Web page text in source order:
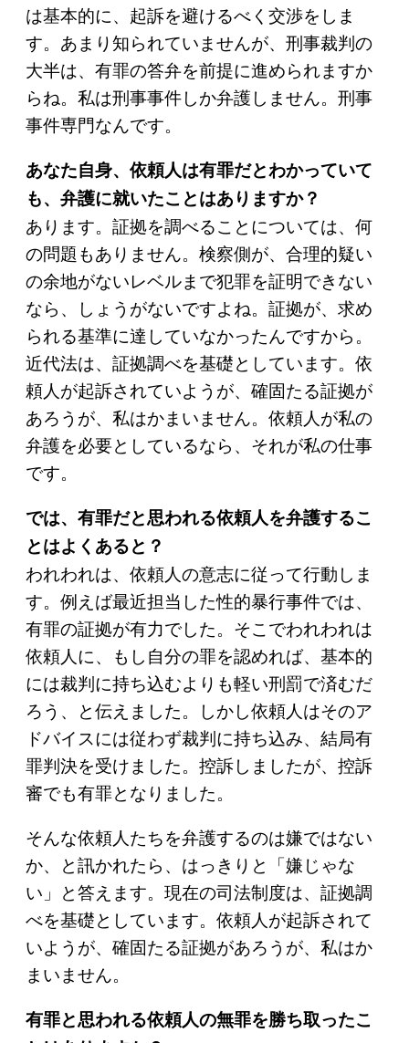
は基本的に、起訴を避けるべく交渉をしま
す。あまり知られていませんが、刑事裁判の
大半は、有罪の答弁を前提に進められますか
らね。私は刑事事件しか弁護しません。刑事
事件専門なんです。
あなた自身、依頼人は有罪だとわかっていて
も、弁護に就いたことはありますか？
あります。証拠を調べることについては、何
の問題もありません。検察側が、合理的疑い
の余地がないレベルまで犯罪を証明できない
なら、しょうがないですよね。証拠が、求め
られる基準に達していなかったんですから。
近代法は、証拠調べを基礎としています。依
頼人が起訴されていようが、確固たる証拠が
あろうが、私はかまいません。依頼人が私の
弁護を必要としているなら、それが私の仕事
です。
では、有罪だと思われる依頼人を弁護するこ
とはよくあると？
われわれは、依頼人の意志に従って行動しま
す。例えば最近担当した性的暴行事件では、
有罪の証拠が有力でした。そこでわれわれは
依頼人に、もし自分の罪を認めれば、基本的
には裁判に持ち込むよりも軽い刑罰で済むだ
ろう、と伝えました。しかし依頼人はそのア
ドバイスには従わず裁判に持ち込み、結局有
罪判決を受けました。控訴しましたが、控訴
審でも有罪となりました。
そんな依頼人たちを弁護するのは嫌ではない
か、と訊かれたら、はっきりと「嫌じゃな
い」と答えます。現在の司法制度は、証拠調
べを基礎としています。依頼人が起訴されて
いようが、確固たる証拠があろうが、私はか
まいません。
有罪と思われる依頼人の無罪を勝ち取ったこ